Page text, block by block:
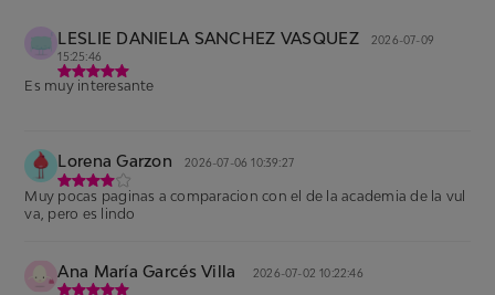
LESLIE DANIELA SANCHEZ VASQUEZ
2026-07-09
15:25:46
Es muy interesante
Lorena Garzon 2026-07-06 10:39:27
Muy pocas paginas a comparacion con el de la academia de la vul
va, pero es lindo
Ana María Garcés Villa 2026-07-02 10:22:46